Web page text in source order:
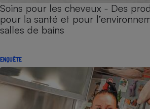
Soins pour les cheveux - Des
pour la santé et pour
salles de bains
ENQUÊTE